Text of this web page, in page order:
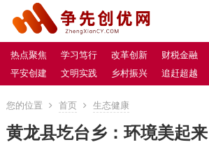
热点聚焦 学习笃行 改革创新 财税金融
平安创建
文明实践 乡村振兴 追赶超越
您的位置 首页 生态健康
黄龙县圪台乡：环境美起